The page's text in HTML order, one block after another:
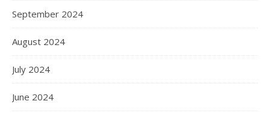
September 2024
August 2024
July 2024
June 2024